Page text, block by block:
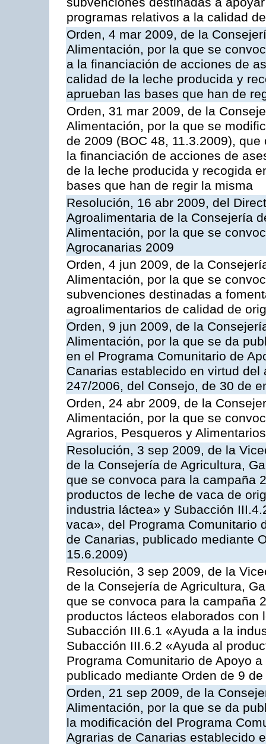
programas relativos a la calidad
Orden, 4 mar 2009, de la
Alimentación, por la que se
a la financiación de acciones de
calidad de la leche producida y
aprueban las bases que han de
Orden, 31 mar 2009, de la
Alimentación, por la que se
de 2009 (BOC 48, 11.3.2009),
la financiación de acciones de
de la leche producida y recogida
bases que han de regir la misma
Resolución, 16 abr 2009, del
Agroalimentaria de la Consejería
Alimentación, por la que se
Agrocanarias 2009
Orden, 4 jun 2009, de la
Alimentación, por la que se
subvenciones destinadas a
agroalimentarios de calidad de
Orden, 9 jun 2009, de la
Alimentación, por la que se da
en el Programa Comunitario de
Canarias establecido en virtud
247/2006, del Consejo, de 30 de
Orden, 24 abr 2009, de la
Alimentación, por la que se
Agrarios, Pesqueros y
Resolución, 3 sep 2009, de la
de la Consejería de Agricultura,
que se convoca para la campaña
productos de leche de vaca de
industria láctea» y Subacción
vaca», del Programa Comunitario
de Canarias, publicado mediante
15.6.2009)
Resolución, 3 sep 2009, de la
de la Consejería de Agricultura,
que se convoca para la campaña
productos lácteos elaborados
Subacción III.6.1 «Ayuda a la
Subacción III.6.2 «Ayuda al
Programa Comunitario de Apoyo
publicado mediante Orden de 9
Orden, 21 sep 2009, de la
Alimentación, por la que se da
la modificación del Programa
Agrarias de Canarias establecido